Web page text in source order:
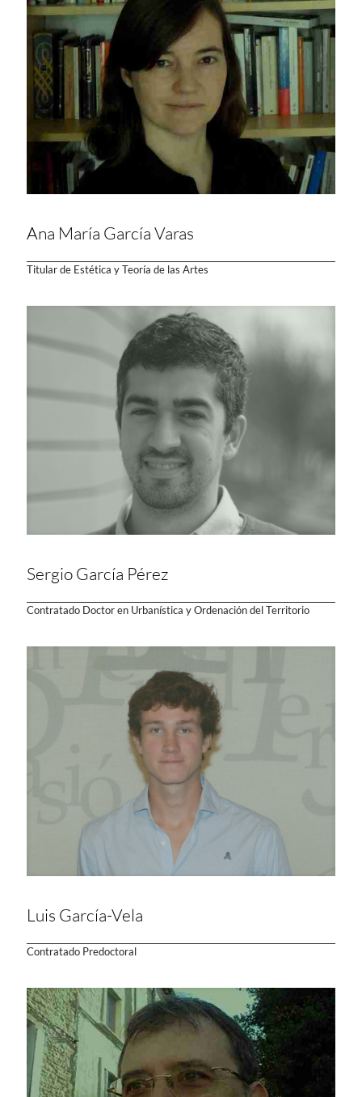
Ana María García Varas
Titular de Estética y Teoría de las Artes
Sergio García Pérez
Contratado Doctor en Urbanística y Ordenación del Territorio
Luis García-Vela
Contratado Predoctoral